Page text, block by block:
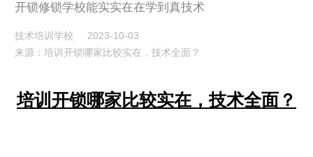
开锁修锁学校能实实在在学到真技术
技术培训学校
2023-10-03
来源：培训开锁哪家比较实在，技术全面？
培训开锁哪家比较实在，技术全面？